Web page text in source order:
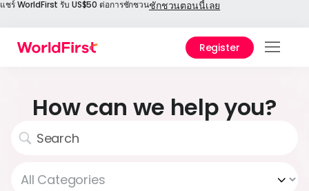
แชร์ WorldFirst รับ US$50 ต่อการชักชวนชักชวนตอนนี้เลย
Register
เทค
How can we help you?